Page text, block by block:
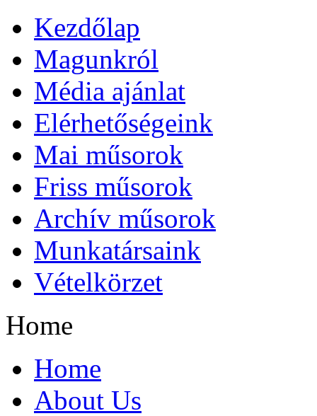
Kezdőlap
Magunkról
Média ajánlat
Elérhetőségeink
Mai műsorok
Friss műsorok
Archív műsorok
Munkatársaink
Vételkörzet
Home
Home
About Us